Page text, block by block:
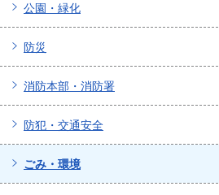
公園・緑化
防災
消防本部・消防署
防犯・交通安全
ごみ・環境